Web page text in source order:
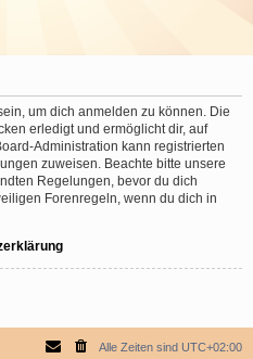
um dich anmelden zu können. Die
erledigt und ermöglicht dir, auf
Administration kann registrierten
zuweisen. Beachte bitte unsere
Regelungen, bevor du dich
Forenregeln, wenn du dich in
Alle Zeiten sind UTC+02:00